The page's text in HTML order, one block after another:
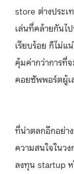
store ต่างประเ
เล่นที่คล้ายกันไ
เรียบร้อย ก็ไม่แ
คุ้มค่ากว่าการที่
คอยซัพพอร์ตผู้เ
ที่น่าตลกอีกอย่า
ความสนใจในวง
ลงทุน startup